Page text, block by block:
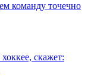
команду точечно
скажет: